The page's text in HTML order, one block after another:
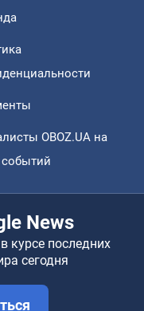
OBOZ.UA на
событий
News
курсе последних
сегодня